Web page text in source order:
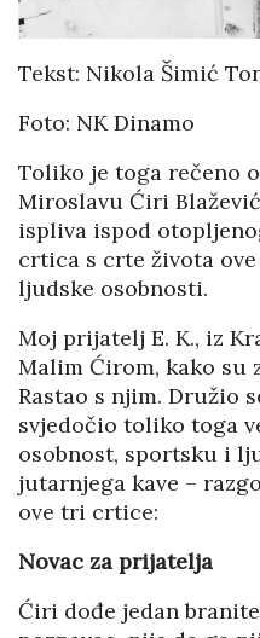
Tekst: Nikola Šimić
Foto: NK Dinamo
Toliko je toga rečeno
Miroslavu Ćiri
ispliva ispod
crtica s crte života
ljudske osobnosti.
Moj prijatelj E. K., iz
Malim Ćirom, kako su
Rastao s njim. Družio
svjedočio toliko toga
osobnost, sportsku i
jutarnjega kave –
ove tri crtice:
Novac za prijatelja
Ćiri dođe jedan